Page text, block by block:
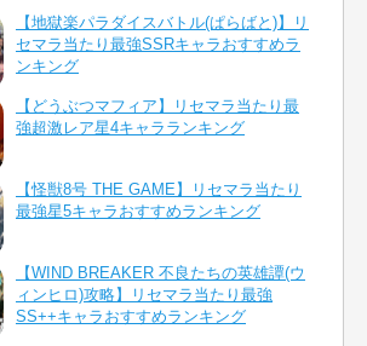
【地獄楽パラダイスバトル(ぱらばと)】リ
セマラ当たり最強SSRキャラおすすめラ
ンキング
【どうぶつマフィア】リセマラ当たり最
強超激レア星4キャラランキング
【怪獣8号 THE GAME】リセマラ当たり
最強星5キャラおすすめランキング
【WIND BREAKER 不良たちの英雄譚(ウ
ィンヒロ)攻略】リセマラ当たり最強
SS++キャラおすすめランキング